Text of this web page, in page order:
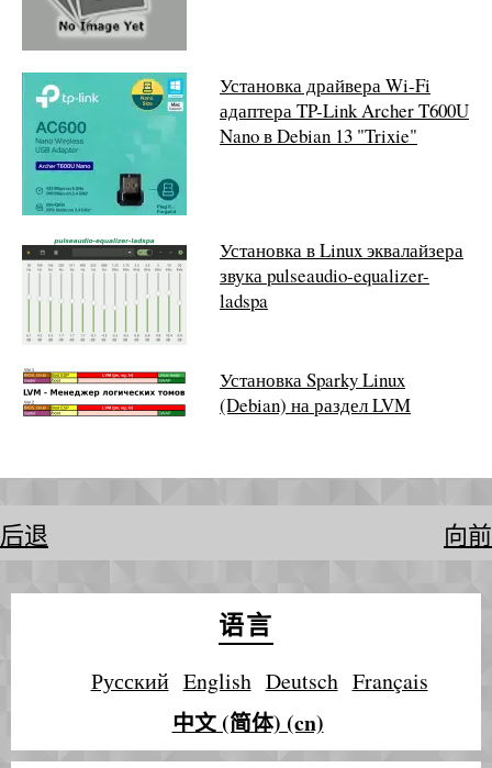
Установка драйвера Wi-Fi
адаптера TP-Link Archer T600U
Nano в Debian 13 "Trixie"
Установка в Linux эквалайзера
звука pulseaudio-equalizer-
ladspa
Установка Sparky Linux
(Debian) на раздел LVM
后退 向前
语言
Русский English Deutsch Français
中文 (简体) (cn)